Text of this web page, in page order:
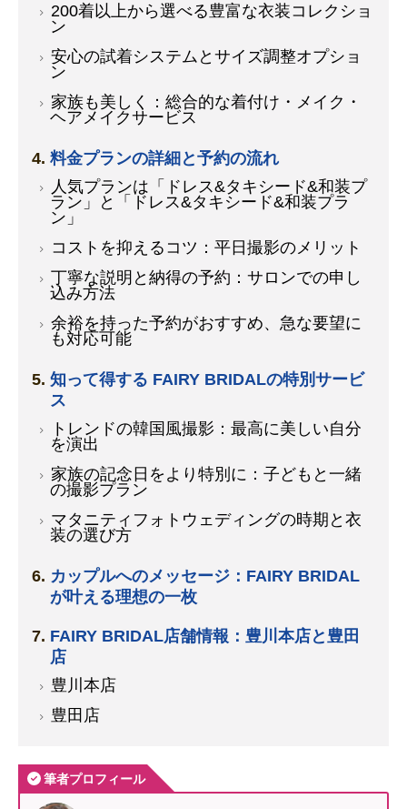
200着以上から選べる豊富な衣装コレクショ
ン
安心の試着システムとサイズ調整オプショ
ン
家族も美しく：総合的な着付け・メイク・
ヘアメイクサービス
料金プランの詳細と予約の流れ
人気プランは「ドレス&タキシード&和装プ
ラン」と「ドレス&タキシード&和装プラ
ン」
コストを抑えるコツ：平日撮影のメリット
丁寧な説明と納得の予約：サロンでの申し
込み方法
余裕を持った予約がおすすめ、急な要望に
も対応可能
知って得する FAIRY BRIDALの特別サービ
ス
トレンドの韓国風撮影：最高に美しい自分
を演出
家族の記念日をより特別に：子どもと一緒
の撮影プラン
マタニティフォトウェディングの時期と衣
装の選び方
カップルへのメッセージ：FAIRY BRIDAL
が叶える理想の一枚
FAIRY BRIDAL店舗情報：豊川本店と豊田
店
豊川本店
豊田店
筆者プロフィール